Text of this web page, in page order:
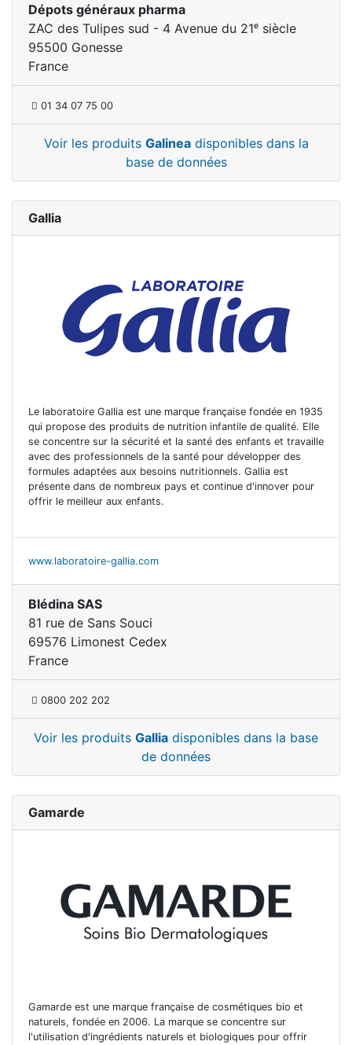
Dépots généraux pharma
ZAC des Tulipes sud - 4 Avenue du 21ᵉ siècle
95500 Gonesse
France
01 34 07 75 00
Voir les produits Galineadisponibles dans la
base de données
Gallia
Le laboratoire Gallia est une marque française fondée en 1935
qui propose des produits de nutrition infantile de qualité. Elle
se concentre sur la sécurité et la santé des enfants et travaille
avec des professionnels de la santé pour développer des
formules adaptées aux besoins nutritionnels. Gallia est
présente dans de nombreux pays et continue d'innover pour
offrir le meilleur aux enfants.
www.laboratoire-gallia.com
Blédina SAS
81 rue de Sans Souci
69576 Limonest Cedex
France
0800 202 202
Voir les produits Gallia disponibles dans la base
de données
Gamarde
Gamarde est une marque française de cosmétiques bio et
naturels, fondée en 2006. La marque se concentre sur
l'utilisation d'ingrédients naturels et biologiques pour offrir